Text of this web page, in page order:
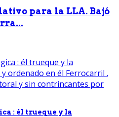
para la LLA. Bajó
: él trueque y la